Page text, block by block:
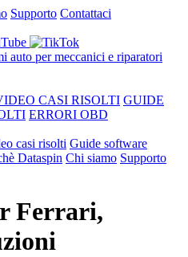
Supporto Contattaci
CASI RISOLTI GUIDE
ERRORI OBD
casi risolti Guide software
Dataspin Chi siamo Supporto
Ferrari,